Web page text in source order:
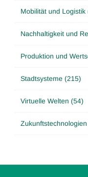
Mobilität und Logistik
Nachhaltigkeit und
Produktion und
Stadtsysteme (215)
Virtuelle Welten (54)